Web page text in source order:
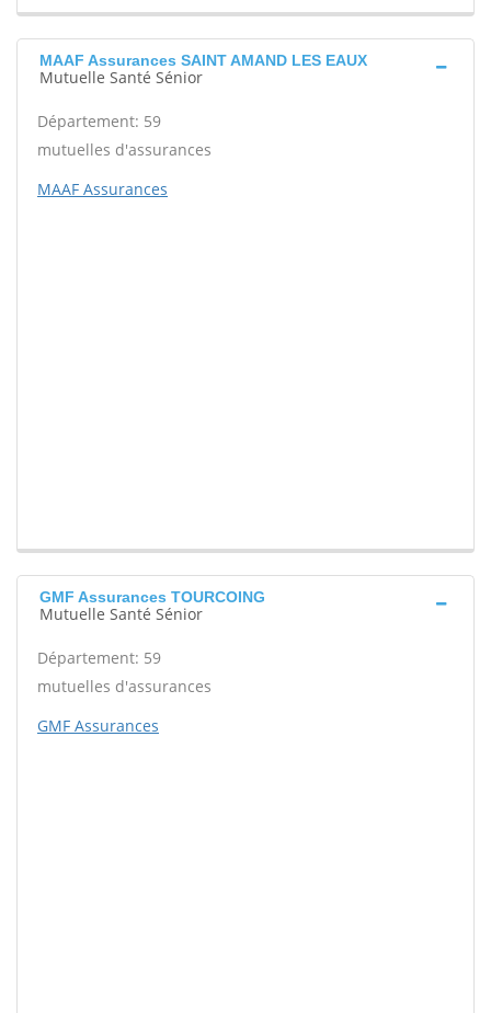
MAAF Assurances SAINT AMAND LES EAUX
Mutuelle Santé Sénior
Département: 59
mutuelles d'assurances
MAAF Assurances
GMF Assurances TOURCOING
Mutuelle Santé Sénior
Département: 59
mutuelles d'assurances
GMF Assurances